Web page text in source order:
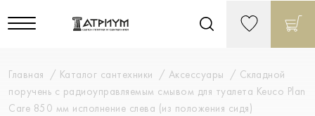
Главная Каталог сантехники Аксессуары
Складной
поручень c радиоуправляемым смывом для туалета Keuco Plan
Care 850 мм исполнение слева (из положения сидя)